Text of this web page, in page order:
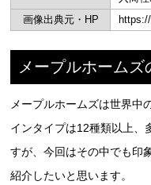
画像出典元・HP
メープルホーム
メープルホームズは世界中
インタイプは12種類以上、
すが、今回はその中でも印
紹介したいと思います。